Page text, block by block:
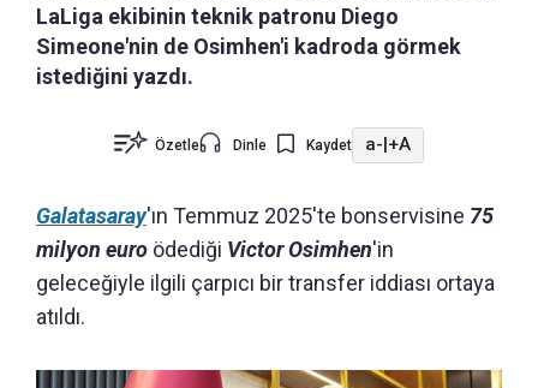
LaLiga ekibinin teknik patronu Diego
Simeone'nin de Osimhen'i kadroda görmek
istediğini yazdı.
Özetle Dinle Kaydet a-|+A
Galatasaray'ın Temmuz 2025'te bonservisine 75
milyon euro ödediği Victor Osimhen'in
geleceğiyle ilgili çarpıcı bir transfer iddiası ortaya
atıldı.